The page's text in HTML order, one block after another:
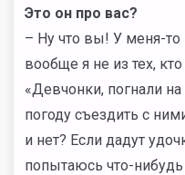
Это он про вас?
– Ну что вы! У меня-
вообще я не из тех,
«Девчонки, погнали
погоду съездить с
и нет? Если дадут
попытаюсь что-